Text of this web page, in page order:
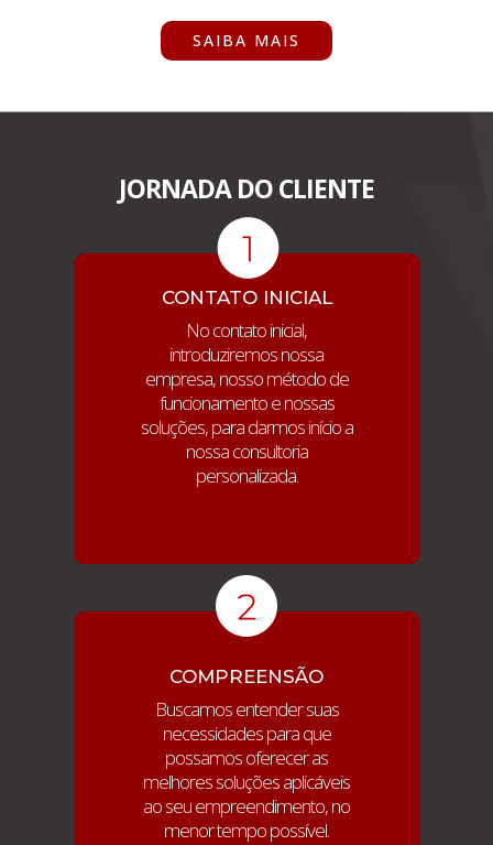
SAIBA MAIS
JORNADA DO CLIENTE
CONTATO INICIAL
No contato inicial,
introduziremos nossa
empresa, nosso método de
funcionamento e nossas
soluções, para darmos início a
nossa consultoria
personalizada.
COMPREENSÃO
Buscamos entender suas
necessidades para que
possamos oferecer as
melhores soluções aplicáveis
ao seu empreendimento, no
menor tempo possível.